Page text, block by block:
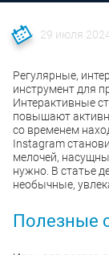
29 июля
Регулярные,
инструмент для
Интерактивные
повышают
со временем
Instagram
мелочей,
нужно. В статье
необычные,
Полезные